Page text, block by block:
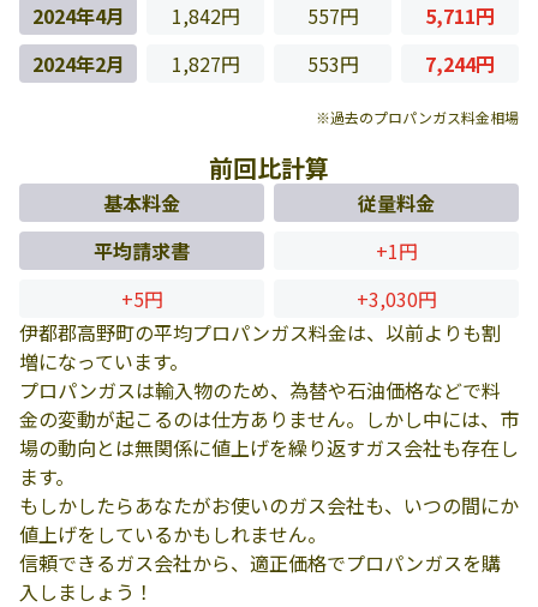
2024年4月
1,842円 557円
5,711円
2024年2月
1,827円 553円 7,244円
※過去のプロパンガス料金相場
前回比計算
基本料金
従量料金
平均請求書
+1円
+5円
+3,030円
伊都郡高野町の平均プロパンガス料金は、以前よりも割
増になっています。
プロパンガスは輸入物のため、為替や石油価格などで料
金の変動が起こるのは仕方ありません。しかし中には、市
場の動向とは無関係に値上げを繰り返すガス会社も存在し
ます。
もしかしたらあなたがお使いのガス会社も、いつの間にか
値上げをしているかもしれません。
信頼できるガス会社から、適正価格でプロパンガスを購
入しましょう！